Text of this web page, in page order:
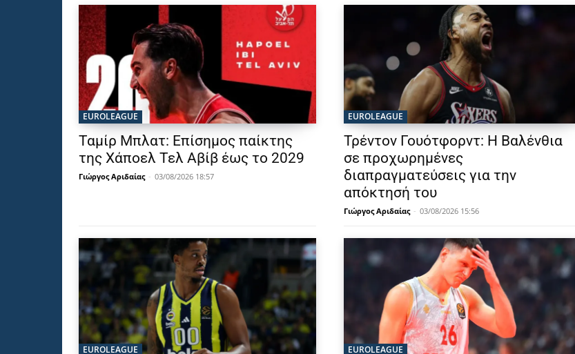
EUROLEAGUE
Ταμίρ Μπλατ: Επίσημος παίκτης
της Χάποελ Τελ Αβίβ έως το 2029
Γιώργος Αριδαίας - 03/08/2026 18:57
EUROLEAGUE
Τρέντον Γουότφορντ: Η Βαλένθια
σε προχωρημένες
διαπραγματεύσεις για την
απόκτησή του
Γιώργος Αριδαίας - 03/08/2026 15:56
EUROLEAGUE EUROLEAGUE